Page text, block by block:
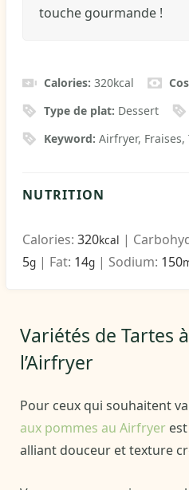
touche gourmande !
Calories:320kcal
Type de plat: Dessert
Keyword:Airfryer, Fraises,
NUTRITION
Calories: 320kcal |
5g | Fat: 14g | Sodium: 150
Variétés de Tartes
l’Airfryer
Pour ceux qui souhaitent
aux pommes au Airfryer
alliant douceur et texture